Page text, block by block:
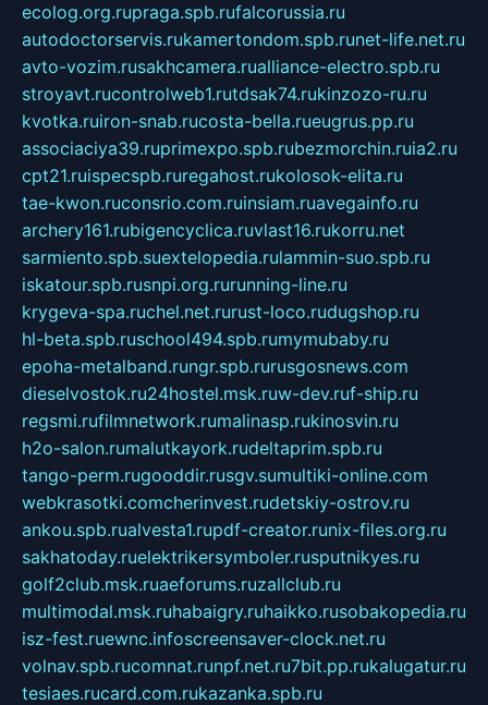
ecolog.org.rupraga.spb.rufalcorussia.ru
autodoctorservis.rukamertondom.spb.runet-life.net.ru
avto-vozim.rusakhcamera.rualliance-electro.spb.ru
stroyavt.rucontrolweb1.rutdsak74.rukinzozo-ru.ru
kvotka.ruiron-snab.rucosta-bella.rueugrus.pp.ru
associaciya39.ruprimexpo.spb.rubezmorchin.ruia2.ru
cpt21.ruispecspb.ruregahost.rukolosok-elita.ru
tae-kwon.ruconsrio.com.ruinsiam.ruavegainfo.ru
archery161.rubigencyclica.ruvlast16.rukorru.net
sarmiento.spb.suextelopedia.rulammin-suo.spb.ru
iskatour.spb.rusnpi.org.rurunning-line.ru
krygeva-spa.ruchel.net.rurust-loco.rudugshop.ru
hl-beta.spb.ruschool494.spb.rumymubaby.ru
epoha-metalband.rungr.spb.rurusgosnews.com
dieselvostok.ru24hostel.msk.ruw-dev.ruf-ship.ru
regsmi.rufilmnetwork.rumalinasp.rukinosvin.ru
h2o-salon.rumalutkayork.rudeltaprim.spb.ru
tango-perm.rugooddir.rusgv.sumultiki-online.com
webkrasotki.comcherinvest.rudetskiy-ostrov.ru
ankou.spb.rualvesta1.rupdf-creator.runix-files.org.ru
sakhatoday.ruelektrikersymboler.rusputnikyes.ru
golf2club.msk.ruaeforums.ruzallclub.ru
multimodal.msk.ruhabaigry.ruhaikko.rusobakopedia.ru
isz-fest.ruewnc.infoscreensaver-clock.net.ru
volnav.spb.rucomnat.runpf.net.ru7bit.pp.rukalugatur.ru
tesiaes.rucard.com.rukazanka.spb.ru